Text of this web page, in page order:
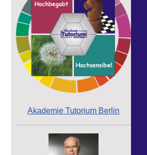
Akademie Tutorium Berlin